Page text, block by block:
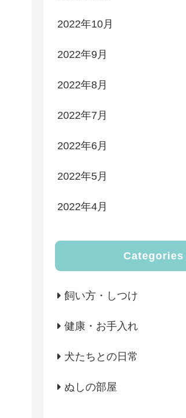
2022年10月
2022年9月
2022年8月
2022年7月
2022年6月
2022年5月
2022年4月
Categories
飼い方・しつけ
健康・お手入れ
犬たちとの日常
ぬしの部屋